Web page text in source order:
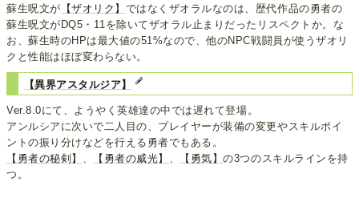
蘇生呪文が 【ザオリク】 ではなくザオラルなのは、歴代作品の勇者の
蘇生呪文がDQ5・11を除いてザオラル止まりだったリスペクトか。な
お、蘇生時のHPは最大値の51%なので、他のNPC戦闘員が使うザオリ
クと性能はほぼ変わらない。
【異界アスタルジア】
Ver.8.0にて、ようやく英雄達の中では遅れて登場。
アンルシアに次いで二人目の、プレイヤーが装備の変更やスキルポイ
ントの振り分けなどを行える勇者でもある。
【勇者の秘剣】 、 【勇者の威光】 、 【勇気】の3つのスキルラインを持
つ。